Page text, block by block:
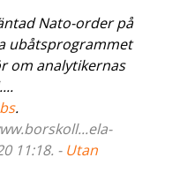
Nato-order på
ubåtsprogrammet
om analytikernas
.
11:18. - Utan